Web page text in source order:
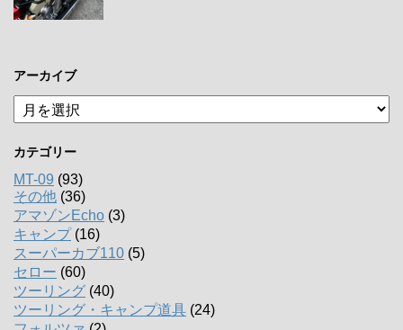
アーカイブ
ア
ー
イ
ブ
カテゴリー
MT-09 (93)
その他 (36)
アマゾンEcho (3)
キャンプ(16)
スーパーカブ110 (5)
セロー (60)
ツーリング (40)
ツーリング・キャンプ道具 (24)